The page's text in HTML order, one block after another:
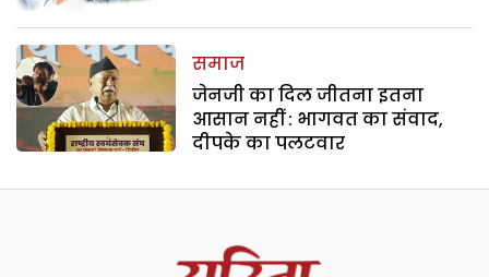
समाज
जेनजी का दिल जीतना इतना
आसान नहीं : भागवत का संवाद,
दीपके का पलटवार